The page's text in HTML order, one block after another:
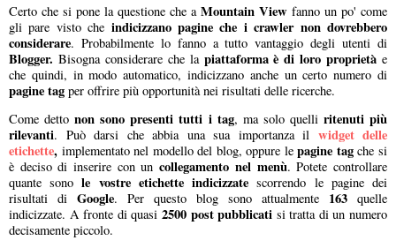
Certo che si pone la questione che a Mountain View fanno un po' come
gli pare visto che indicizzano pagine che i crawler non dovrebbero
considerare. Probabilmente lo fanno a tutto vantaggio degli utenti di
Blogger. Bisogna considerare che la piattaforma è di loro proprietà e
che quindi, in modo automatico, indicizzano anche un certo numero di
pagine tag per offrire più opportunità nei risultati delle ricerche.
Come dettonon sono presenti tutti i tag, ma solo quelli ritenuti più
rilevanti. Può darsi che abbia una sua importanza il widget delle
etichette, implementato nel modello del blog, oppure lepagine tagche si
è deciso di inserire con uncollegamento nel menù. Potete controllare
quante sonole vostre etichette indicizzate scorrendo le pagine dei
risultati di Google. Per questo blog sono attualmente 163 quelle
indicizzate. A fronte di quasi 2500 post pubblicati si tratta di un numero
decisamente piccolo.